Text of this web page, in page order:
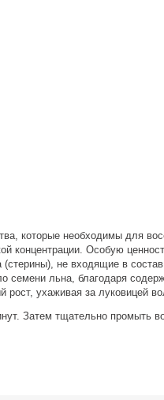
которые необходимы для
Особую
не входящие в
семени льна, благодаря
ухаживая за луковицей
Затем тщательно промыть